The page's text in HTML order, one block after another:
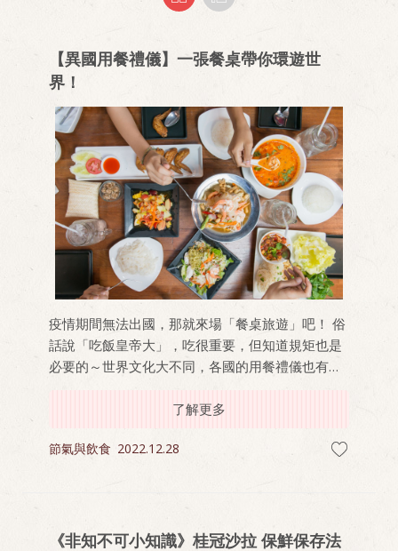
【異國用餐禮儀】一張餐桌帶你環遊世
界！
疫情期間無法出國，那就來場「餐桌旅遊」吧！ 俗
話說「吃飯皇帝大」，吃很重要，但知道規矩也是
必要的～世界文化大不同，各國的用餐禮儀也有些
差異，在他國違反了可是很失禮的呀～ 在下次出國
前先來熟悉一下吧，立即看看這些國家有哪些飲食
了解更多
節氣與飲食 2022.12.28
《非知不可小知識》桂冠沙拉 保鮮保存法